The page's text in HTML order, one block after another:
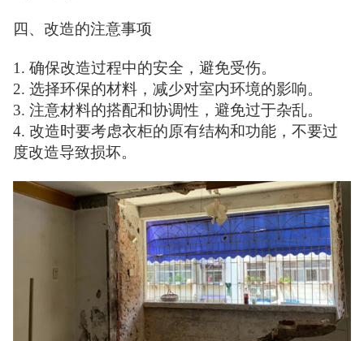
四、改造的注意事项
1. 确保改造过程中的安全，避免受伤。
2. 选择环保的材料，减少对室内环境的影响。
3. 注意材料的搭配和协调性，避免过于杂乱。
4. 改造时要考虑衣柜的原有结构和功能，不要过
度改造导致损坏。